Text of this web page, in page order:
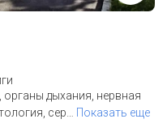
дыхания, нервная
сер
Показать еще